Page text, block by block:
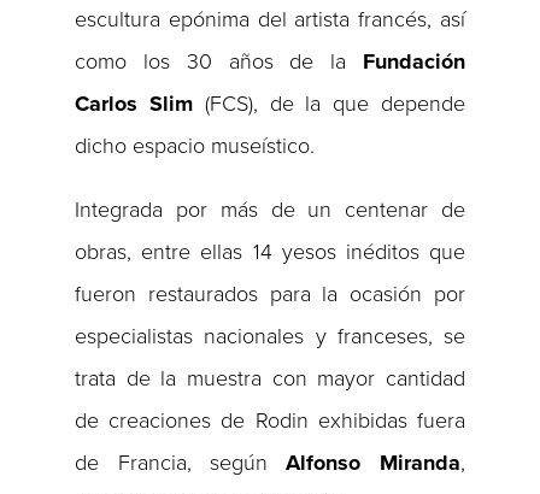
escultura epónima del artista francés, así
como los 30 años de la Fundación
Carlos Slim (FCS), de la que depende
dicho espacio museístico.
Integrada por más de un centenar de
obras, entre ellas 14 yesos inéditos que
fueron restaurados para la ocasión por
especialistas nacionales y franceses, se
trata de la muestra con mayor cantidad
de creaciones de Rodin exhibidas fuera
de Francia, segúnAlfonso Miranda,